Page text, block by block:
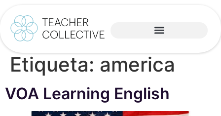
Etiqueta: america
VOA Learning English